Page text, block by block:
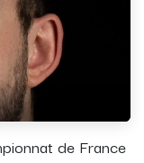
de France